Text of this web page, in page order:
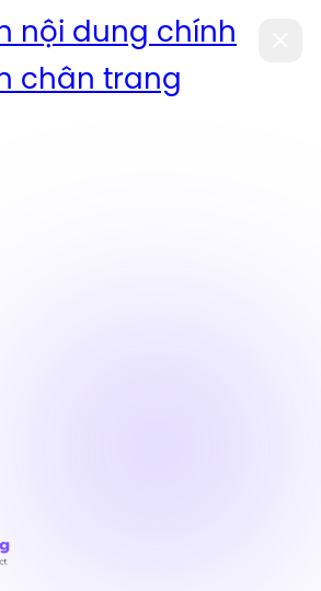
nội dung chính
chân trang